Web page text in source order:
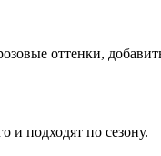
оттенки,
и подходят по сезону.